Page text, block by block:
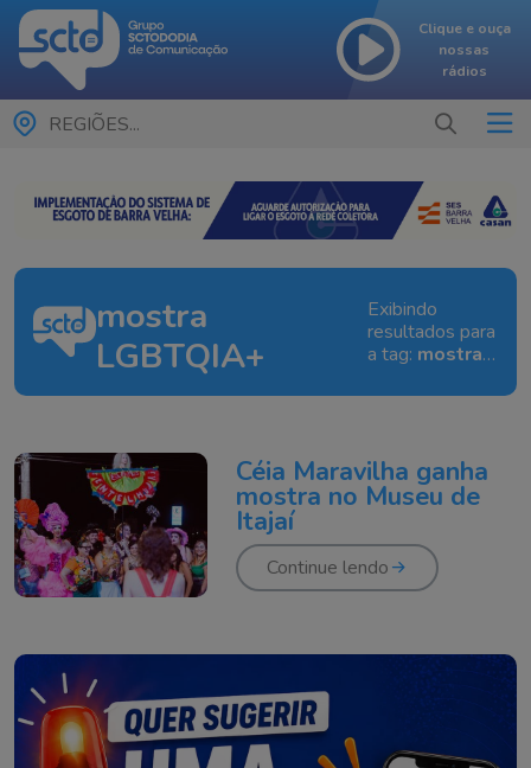
Clique e ouça
nossas
rádios
REGIÕES...
mostra
LGBTQIA+
Exibindo
resultados para
a tag: mostra
Céia Maravilha ganha
mostra no Museu de
Itajaí
Continue lendo